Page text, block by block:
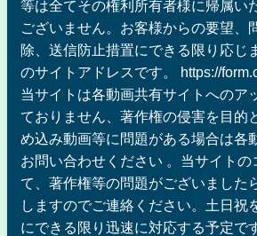
等は全てその権利所有者様に帰属い
ございません。お客様からの要望、
除、送信防止措置にできる限り応じ
のサイトアドレスです。 https://
当サイトは各動画共有サイトへのア
ておりません、著作権の侵害を目的
め込み動画等に問題がある場合は各
お問い合わせください 。当サイトの
て、著作権等の問題がございました
しますのでご連絡ください。土日祝
にできる限り迅速に対応する予定で